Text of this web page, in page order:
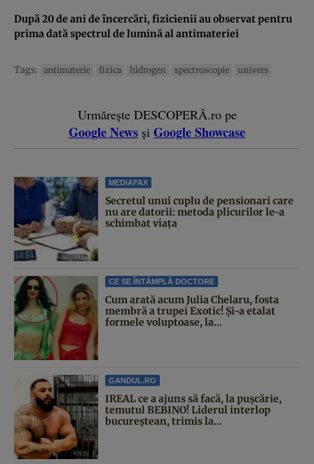
După 20 de ani de încercări, fizicienii au observat pentru
prima dată spectrul de lumină al antimateriei
Tags: antimaterie fizica hidrogen spectroscopie univers
Urmărește DESCOPERĂ.ro pe
Google News și Google Showcase
MEDIAFAX
Secretul unui cuplu de pensionari care
nu are datorii: metoda plicurilor le-a
schimbat viața
CE SE ÎNTÂMPLĂ DOCTORE
Cum arată acum Julia Chelaru, fosta
membră a trupei Exotic! Și-a etalat
formele voluptoase, la...
GANDUL.RO
IREAL ce a ajuns să facă, la pușcărie,
temutul BEBINO! Liderul interlop
bucureștean, trimis la...